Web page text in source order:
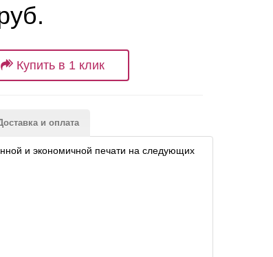
Купить в 1 клик
и оплата
и экономичной печати на следующих